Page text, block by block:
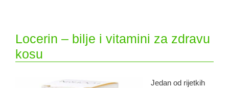
Locerin – bilje i vitamini za zdravu
kosu
Jedan od rijetkih